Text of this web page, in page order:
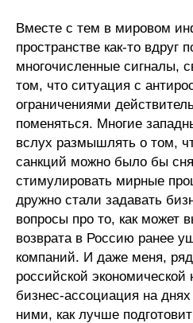
Вместе с тем в мировом
пространстве как-то вдруг
многочисленные сигналы,
том, что ситуация с
ограничениями
поменяться. Многие
вслух размышлять о том,
санкций можно было бы
стимулировать мирные
дружно стали задавать
вопросы про то, как может
возврата в Россию ранее
компаний. И даже меня,
российской экономической
бизнес-ассоциация на
ними, как лучше